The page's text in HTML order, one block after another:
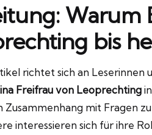
Warum
bis
richtet sich an Leserinnen
Freifrau von Leoprechting
Zusammenhang mit Fragen
interessieren sich für ihre